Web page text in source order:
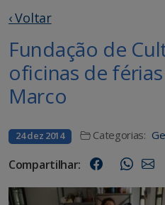
‹ Voltar
Fundação de
oficinas de
Marco
24 dez 2014 Categorias:
Compartilhar: